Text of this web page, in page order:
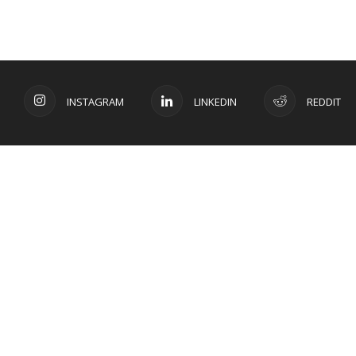
INSTAGRAM LINKEDIN REDDIT